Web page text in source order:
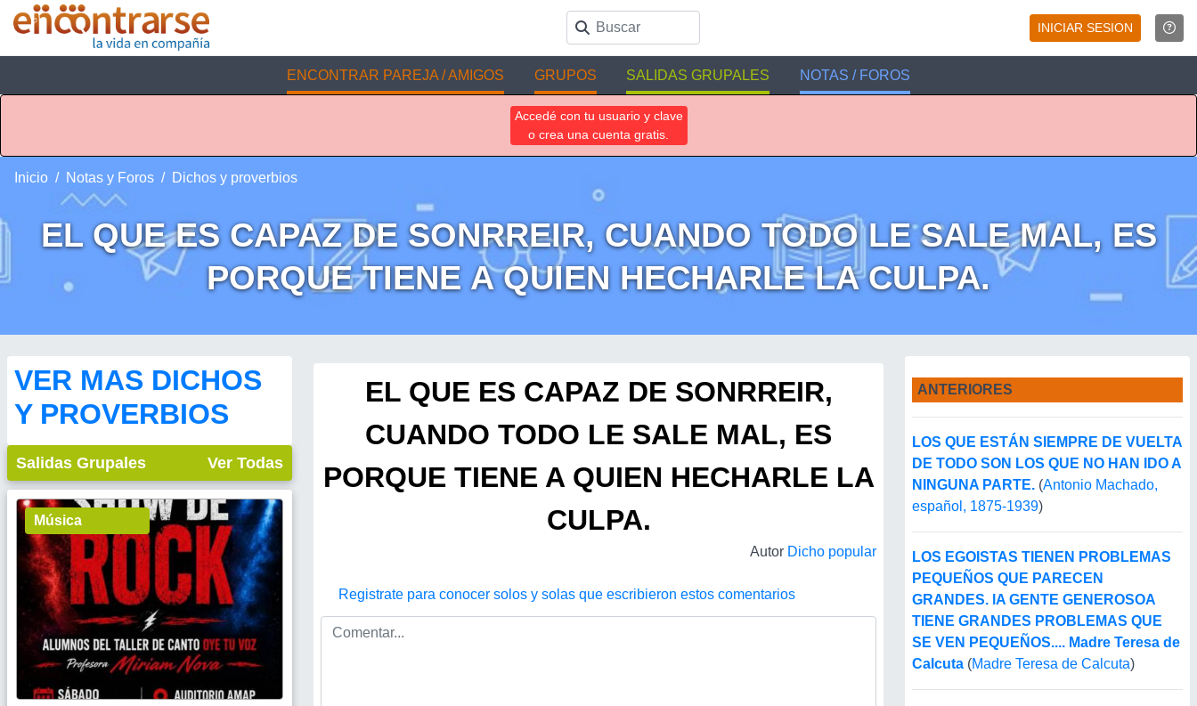
INICIAR SESION
ENCONTRAR PAREJA / AMIGOS GRUPOS SALIDAS GRUPALES NOTAS / FOROS
Accedé con tu usuario y clave
o crea una cuenta gratis.
Inicio Notas y Foros Dichos y proverbios
EL QUE ES CAPAZ DE SONRREIR, CUANDO TODO LE SALE MAL, ES
PORQUE TIENE A QUIEN HECHARLE LA CULPA.
VER MAS DICHOS
Y PROVERBIOS
Salidas Grupales Ver Todas
Música
EL QUE ES CAPAZ DE SONRREIR,
CUANDO TODO LE SALE MAL, ES
PORQUE TIENE A QUIEN HECHARLE LA
CULPA.
Autor Dicho popular
Registrate para conocer solos y solas que escribieron estos comentarios
ANTERIORES
LOS QUE ESTÁN SIEMPRE DE VUELTA
DE TODO SON LOS QUE NO HAN IDO A
NINGUNA PARTE. (Antonio Machado,
español, 1875-1939)
LOS EGOISTAS TIENEN PROBLEMAS
PEQUEÑOS QUE PARECEN
GRANDES. lA GENTE GENEROSOA
TIENE GRANDES PROBLEMAS QUE
SE VEN PEQUEÑOS.... Madre Teresa de
Calcuta (Madre Teresa de Calcuta)